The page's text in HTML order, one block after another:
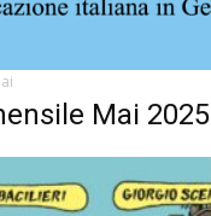
Corriere
d'Italia
Mai 2025